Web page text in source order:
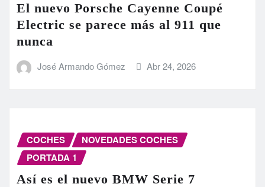
El nuevo Porsche Cayenne Coupé
Electric se parece más al 911 que
nunca
José Armando Gómez Abr 24, 2026
COCHES
NOVEDADES COCHES
PORTADA 1
Así es el nuevo BMW Serie 7